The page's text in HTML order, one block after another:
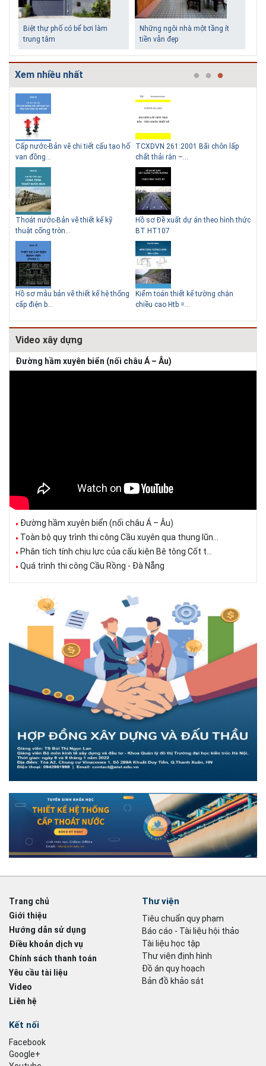
Biệt thự phố có bể bơi làm
trung tâm
Những ngôi nhà một tầng ít
tiền vẫn đẹp
Lý do nên sử dụng gạch block
để xây nhà
Thiết kế nhà siêu nhỏ độc đáo
Giải pháp xử lý thấm chân
tường
Xem nhiều nhất
Cấp nước-Bản vẽ chi tiết cấu tạo hố
van đồng...
Thoát nước-Bản vẽ thiết kế kỹ
thuật cống tròn...
Hồ sơ mẫu bản vẽ thiết kế hệ thống
cấp điện b...
TCXDVN 261:2001 Bãi chôn lấp
chất thải rắn –...
Hồ sơ Đề xuất dự án theo hình thức
BT HT107
Kiểm toán thiết kế tường chắn
chiều cao Htb =...
Video xây dựng
Đường hầm xuyên biển (nối châu Á – Âu)
Đường hầm xuyên biển (nối châu Á – Âu)
Toàn bộ quy trình thi công Cầu xuyên qua thung lũn...
Phân tích tính chịu lực của cấu kiện Bê tông Cốt t...
Quá trình thi công Cầu Rồng - Đà Nẵng
Trang chủ
Giới thiệu
Hướng dẫn sử dụng
Điều khoản dịch vụ
Chính sách thanh toán
Yêu cầu tài liệu
Video
Liên hệ
Thư viện
Tiêu chuẩn quy phạm
Báo cáo - Tài liệu hội thảo
Tài liệu học tập
Thư viện định hình
Đồ án quy hoạch
Bản đồ khảo sát
Kết nối
Facebook
Google+